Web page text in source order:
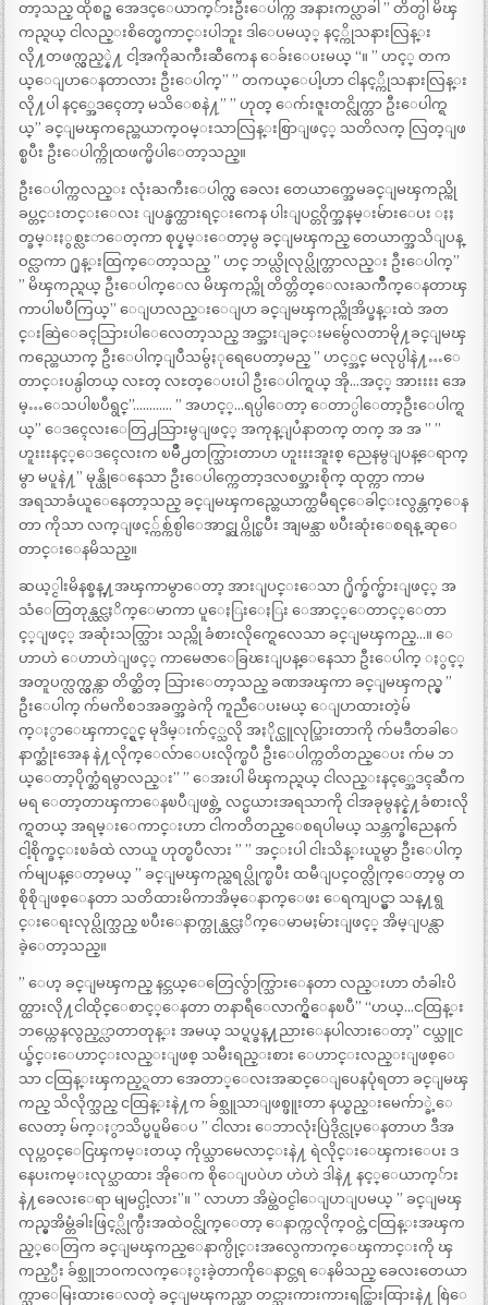
တာ့သည္ ထိုစဥ္ အေဒၚ့ေယာက္်ားဦးေပါက္က အနားကပ္လာခါ ” တိတ္ပါ မိၾ
ကည္ရယ္ ငါလည္းစိတ္မေကာင္းပါဘူး ဒါေပမယ့္ နင့္ကိုသနားလြန္း
လို႔တဖက္လွည့္နဲ႔ ငါ့အကိုႀကီးဆီကေန ေခ်းေပးမယ္ “။ ” ဟင့္ တက
ယ္ေျပာေနတာလား ဦးေပါက္” ” တကယ္ေပါ့ဟာ ငါနင့္ကိုသနားလြန္း
လို႔ပါ နင့္အေဒၚေတာ့ မသိေစနဲ႔” ” ဟုတ္ ေက်းဇူးတင္လိုက္တာ ဦးေပါက္ရ
ယ္” ခင္ျမၾကည္တေယာက္ဝမ္းသာလြန္းစြာျဖင့္ သတိလက္ လြတ္ျဖ
စ္ၿပီး ဦးေပါက္ကိုထဖက္မိပါေတာ့သည္။
ဦးေပါက္ကလည္း လုံးႀကီးေပါက္လွ ခေလး တေယာက္အေမခင္ျမၾကည္ကို
ခပ္တင္းတင္းေလး ျပန္ဖက္ထားရင္းကေန ပါးျပင္တဝိုက္အနမ္းမ်ားေပး ႏႈ
တ္ခမ္းႏွစ္လႊာေတ့ကာ စုပ္နမ္းေတာ့မွ ခင္ျမၾကည္ တေယာက္အသိျပန္
ဝင္လာကာ ႐ုန္းထြက္ေတာ့သည္ ” ဟင္ ဘယ္လိုလုပ္လိုက္တာလည္း ဦးေပါက္”
” မိၾကည္ရယ္ ဦးေပါက္ေလ မိၾကည္ကို တိတ္တိတ္ေလးႀကိဳက္ေနတာၾ
ကာပါၿပီကြယ္” ေျပာလည္းေျပာ ခင္ျမၾကည္ကိုအိပ္ခန္းထဲ အတ
င္းဆြဲေခၚသြားပါေလေတာ့သည္ အင္အားျခင္းမမွ်ေလတာမို႔ခင္ျမၾ
ကည္တေယာက္ ဦးေပါက္ျပဳသမွ်ႏုရေပေတာ့မည္ ” ဟင့္အင္ မလုပ္ပါနဲ႔…ေ
တာင္းပန္ပါတယ္ လႊတ္ လႊတ္ေပးပါ ဦးေပါက္ရယ္ အို…အင့္ အားးးး အေ
မ့…ေသပါၿပီရွင္”………… ” အဟင့္…ရပ္ပါေတာ့ ေတာ္ပါေတာ့ဦးေပါက္ရ
ယ္” ေဒၚေလးေတြ႕သြားမွျဖင့္ အကုန္ျပႆနာတက္ တက္ အ အ ” ”
ဟူးးးနင့္ေဒၚေလးက ၿမိဳ႕တက္သြားတာဟ ဟူးးးအူးစ္ ညေနမွျပန္ေရာက္
မွာ မပူနဲ႔” မုန္ယိုေနေသာ ဦးေပါက္ကေတာ့ဒလစပ္အားစိုက္ ထုတ္ကာ ကာမ
အရသာခံယူေနေတာ့သည္ ခင္ျမၾကည္တေယာက္ထမီရင္ေခါင္းလွန္တက္ေန
တာ ကိုသာ လက္ျဖင့္က်စ္က်စ္ပါေအာင္ဆုပ္ကိုင္ၿပီး အျမန္သာ ၿပီးဆုံးေစရန္ ဆုေ
တာင္းေနမိသည္။
ဆယ့္ငါးမိနစ္ခန္႔အၾကာမွာေတာ့ အားျပင္းေသာ ႐ိုက္ခ်က္မ်ားျဖင့္ အ
သံေတြတုန္ယင္လႈိက္ေမာကာ ပူေႏြးေႏြး ေအာင့္ေတာင့္ေတာ
င့္ျဖင့္ အဆုံးသတ္သြား သည္ကို ခံစားလိုက္ရေလေသာ ခင္ျမၾကည္…။ ေ
ဟာဟဲ ေဟာဟဲျဖင့္ ကာမေဇာေခြၽးျပန္ေနေသာ ဦးေပါက္ ႏွင့္
အတူပက္လက္လွန္ကာ တိတ္ဆိတ္ သြားေတာ့သည္ ခဏအၾကာ ခင္ျမၾကည္မွ ”
ဦးေပါက္ က်မကိစၥအခက္အခဲကို ကူညီေပးမယ္ ေျပာထားတဲ့မ်
က္ႏွာေၾကာင့္ရွင္ မုဒိမ္းက်င့္သလို အႏိုင္ယူလုပ္သြားတာကို က်မဒီတခါေ
နာက္ဆုံးအေန နဲ႔လိုက္ေလ်ာေပးလိုက္ၿပီ ဦးေပါက္ကတိတည္ေပး က်မ ဘ
ယ္ေတာ့ပိုက္ဆံရမွာလည္း” ” ေအးပါ မိၾကည္ရယ္ ငါလည္းနင့္အေဒၚဆီက
မရ ေတာ့တာၾကာေနၿပီျဖစ္တဲ့ လင္မယားအရသာကို ငါအခုမွနင္နဲ႔ခံစားလို
က္ရတယ္ အရမ္းေကာင္းဟာ ငါကတိတည္ေစရပါမယ္ သန္ဘက္ခါညေနက်
ငါ့စိုက္ခင္းၿခံထဲ လာယူ ဟုတ္ၿပီလား ” ” အင္းပါ ငါးသိန္းယူမွာ ဦးေပါက္
က်မျပန္ေတာ့မယ္ ” ခင္ျမၾကည္ထရပ္လိုက္ၿပီး ထမီျပင္ဝတ္လိုက္ေတာ့မွ တ
စိုစိုျဖစ္ေနတာ သတိထားမိကာအိမ္ေနာက္ေဖး ေရကျပင္မွာ သန္႔ရွ
င္းေရးလုပ္လိုက္သည္ ၿပီးေနာက္တုန္ယင္လႈိက္ေမာမႈမ်ားျဖင့္ အိမ္ျပန္လာ
ခဲ့ေတာ့သည္။
” ေဟ့ ခင္ျမၾကည္ နင္ဘယ္ေတြေလွ်ာက္သြားေနတာ လည္းဟာ တံခါးပိ
တ္ထားလို႔ငါထိုင္ေစာင့္ေနတာ တနာရီေလာက္ရွိေနၿပီ” “ဟယ္…ငထြန္း
ဘယ္ကေနလွည့္လာတာတုန္း အမယ္ သပ္ရပ္ခန္႔ညားေနပါလားေတာ့” ငယ္သူင
ယ္ခ်င္းေဟာင္းလည္းျဖစ္ သမီးရည္းစား ေဟာင္းလည္းျဖစ္ေ
သာ ငထြန္းၾကည့္ရတာ အေတာ္ေလးအဆင္ေျပေနပုံရတာ ခင္ျမၾ
ကည္ သိလိုက္သည္ ငထြန္းနဲ႔က ခ်စ္သူသာျဖစ္ဖူးတာ နယ္စည္းမေက်ာ္ခဲ့ေ
လေတာ့ မ်က္ႏွာသိပ္မပူမိေပ ” ငါလား ေဘာလုံးပြဲဒိုင္လုပ္ေနတာဟ ဒီအ
လုပ္ကဝင္ေငြၾကမ္းတယ္ ကိုယ္သာမေလာင္းနဲ႔ ရဲလိုင္းေၾကးေပး ဒ
နေပးကမ္းလုပ္သာထား အိုေက စိုေျပပဲဟ ဟဲဟဲ ဒါနဲ႔ နင့္ေယာက္်ား
နဲ႔ခေလးေရာ မျမင္ပါ့လား”။ ” လာဟာ အိမ္ထဲဝင္ငါေျပာျပမယ္ ” ခင္ျမၾ
ကည္မွအိမ္တံခါးဖြင့္လိုက္ပီးအထဲဝင္လိုက္ေတာ့ ေနာက္ကလိုက္ဝင္တဲ့ငထြန္းအၾက
ည့္ေတြက ခင္ျမၾကည္ေနာက္ပိုင္းအလွေကာက္ေၾကာင္းကို ၾ
ကည့္ပီး ခ်စ္သူဘဝကလက္ေႏွးခဲ့တာကိုေနာင္တရ ေနမိသည္ ခေလးတေယာ
က္သာေမြးထားေလတဲ့ ခင္ျမၾကည္ဟာ တင္သားကားကားရင္ထြားထြားနဲ႔ စြဲေ